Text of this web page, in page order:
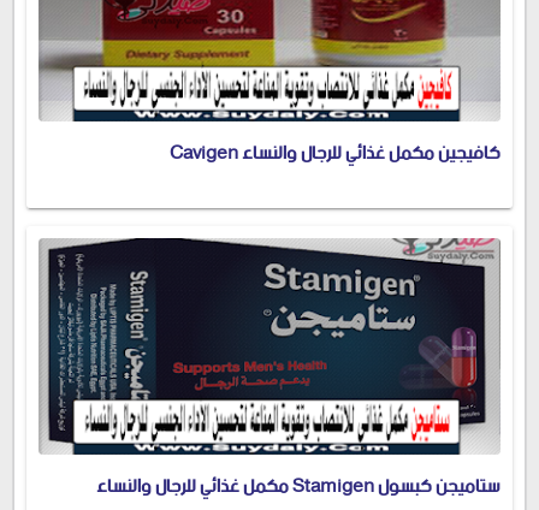
كافيجين مكمل غذائي للرجال والنساء Cavigen
ستاميجن كبسول Stamigen مكمل غذائي للرجال والنساء